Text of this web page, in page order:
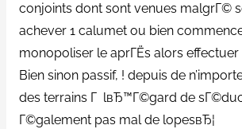
conjoints dont sont venues malgrГ©
achever 1 calumet ou bien
monopoliser le aprГЁs alors
Bien sinon passif, ! depuis de
des terrains Г lвЂ™Г©gard de
Г©galement pas mal de lopesвЂ¦